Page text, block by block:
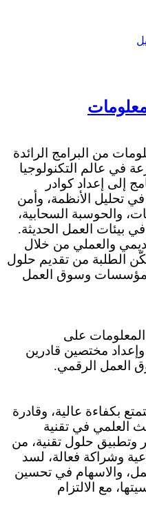
من البرامج الرائدة
في عالم التكنولوجيا
إلى إعداد كوادر
تحليل الأنظمة، وأمن
والحوسبة السحابية،
بيئات العمل الحديثة.
والعملي من خلال
الطلبة من تقديم حلول
المؤسسات وسوق العمل
المعلومات على
وإعداد مختصين قادرين
العمل الرقمي.
بكفاءة عالية، وقادرة
العلمي في تقنية
وتطبيق حلول تقنية، من
وشراكة فعالة، لسد
والاسهام في تحسين
مع الالتزام